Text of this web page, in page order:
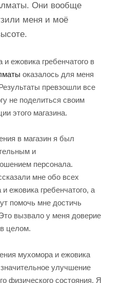
Они вообще
меня и моё
ежовика гребенчатого в
оказалось для меня
превзошли все
не поделиться своим
этого магазина.
в магазин я был
и
персонала.
мне обо всех
ежовика гребенчатого, а
помочь мне достичь
вызвало у меня доверие
целом.
мухомора и ежовика
улучшение
физического состояния. Я